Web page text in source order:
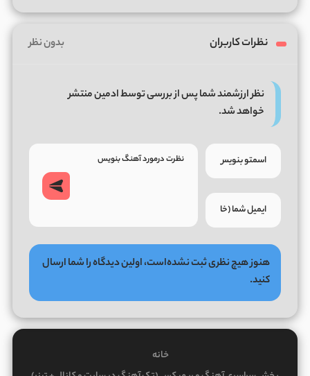
نظرات کاربران بدون نظر
نظر ارزشمند شما پس از بررسی توسط ادمین منتشر
خواهد شد.
هنوز هیچ نظری ثبت نشده‌است، اولین دیدگاه را شما ارسال
کنید.
خانه